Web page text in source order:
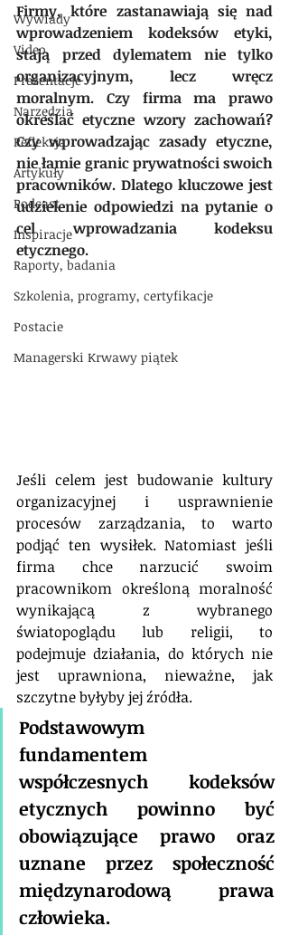
Wywiady
Video
Prezentacje
Narzędzia
Refleksja
Artykuły
Podcast
Inspiracje
Raporty, badania
Szkolenia, programy, certyfikacje
Postacie
Managerski Krwawy piątek
Firmy, które zastanawiają się nad
wprowadzeniem kodeksów etyki,
stają przed dylematem nie tylko
organizacyjnym, lecz wręcz
moralnym. Czy firma ma prawo
określać etyczne wzory zachowań?
Czy wprowadzając zasady etyczne,
nie łamie granic prywatności swoich
pracowników. Dlatego kluczowe jest
udzielenie odpowiedzi na pytanie o
cel wprowadzania kodeksu
etycznego.
Jeśli celem jest budowanie kultury
organizacyjnej i usprawnienie
procesów zarządzania, to warto
podjąć ten wysiłek. Natomiast jeśli
firma chce narzucić swoim
pracownikom określoną moralność
wynikającą z wybranego
światopoglądu lub religii, to
podejmuje działania, do których nie
jest uprawniona, nieważne, jak
szczytne byłyby jej źródła.
Podstawowym
fundamentem
współczesnych kodeksów
etycznych powinno być
obowiązujące prawo oraz
uznane przez społeczność
międzynarodową prawa
człowieka.